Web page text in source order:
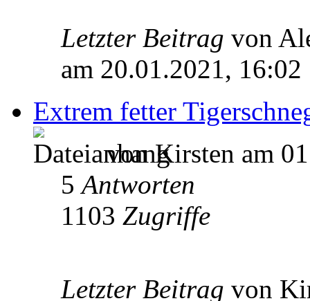
Letzter Beitrag von
am 20.01.2021, 16:02
Extrem fetter
von Kirsten am
5Antworten
1103 Zugriffe
Letzter Beitrag von